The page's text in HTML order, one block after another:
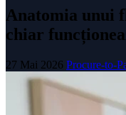
Anatomia unui
chiar
27 Mai 2026 Procure-to-